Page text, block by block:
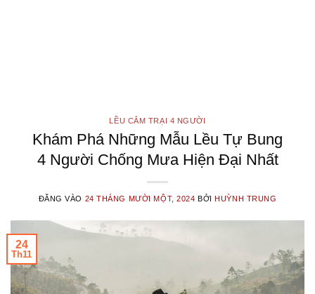
LỀU CẮM TRẠI 4 NGƯỜI
Khám Phá Những Mẫu Lều Tự Bung
4 Người Chống Mưa Hiện Đại Nhất
ĐĂNG VÀO 24 THÁNG MƯỜI MỘT, 2024 BỞIHUỲNH TRUNG
24
Th11